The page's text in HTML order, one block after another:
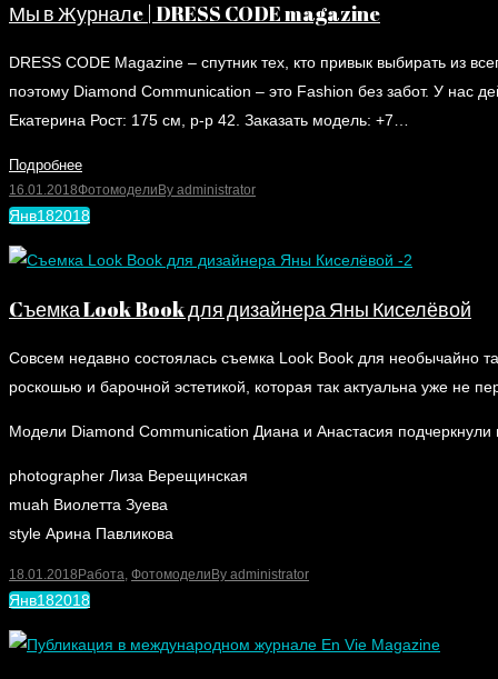
Мы в Журналe | DRESS CODE magazine
DRESS CODE Magazine – спутник тех, кто привык выбирать из
поэтому Diamond Communication – это Fashion без забот. У нас
Екатерина Рост: 175 см, р-р 42. Заказать модель: +7…
Подробнее
16.01.2018Фотомодели By administrator
Янв182018
Cъемка Look Book для дизайнера Яны Киселёвой
Совсем недавно состоялась съемка Look Book для необычайно
роскошью и барочной эстетикой, которая так актуальна уже не
Модели Diamond Communication Диана и Анастасия подчеркнули
photographer Лиза Верещинская
muah Виолетта Зуева
style Арина Павликова
18.01.2018 Работа, Фотомодели By administrator
Янв182018